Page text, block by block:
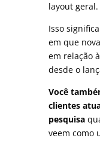
layout geral.
Isso
em que
em relação
desde o
Você
clientes
pesquisa
veem como